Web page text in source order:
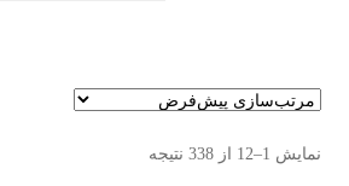
نمایش 1–12 از 338 نتیجه